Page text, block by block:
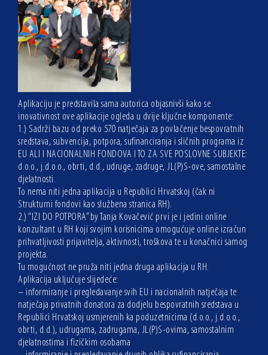
Aplikaciju je predstavila sama autorica objasnivši kako se
inovativnost ove aplikacije ogleda u dvije ključne komponente:
1.) Sadrži bazu od preko 570 natječaja za povlačenje bespovratnih
sredstava, subvencija, potpora, sufinanciranja i sličnih programa iz
EU ALI I NACIONALNIH FONDOVA I TO ZA SVE POSLOVNE SUBJEKTE:
d.o.o., j.d.o.o., obrti, d.d., udruge, zadruge, JL(P)S-ove, samostalne
djelatnosti.
To nema niti jedna aplikacija u Republici Hrvatskoj (čak ni
Strukturni fondovi kao službena stranica RH).
2.) “IZI DO POTPORA” by Tanja Kovačević prvi je i jedini online
konzultant u RH koji svojim korisnicima omogućuje online izračun
prihvatljivosti prijavitelja, aktivnosti, troškova te u konačnici samog
projekta.
Tu mogućnost ne pruža niti jedna druga aplikacija u RH.
Aplikacija uključuje slijedeće:
– informiranje i pregledavanje svih EU i nacionalnih natječaja te
natječaja privatnih donatora za dodjelu bespovratnih sredstava u
Republici Hrvatskoj usmjerenih ka poduzetnicima (d.o.o., j.d.o.o.,
obrti, d.d.), udrugama, zadrugama, JL(P)S-ovima, samostalnim
djelatnostima i fizičkim osobama